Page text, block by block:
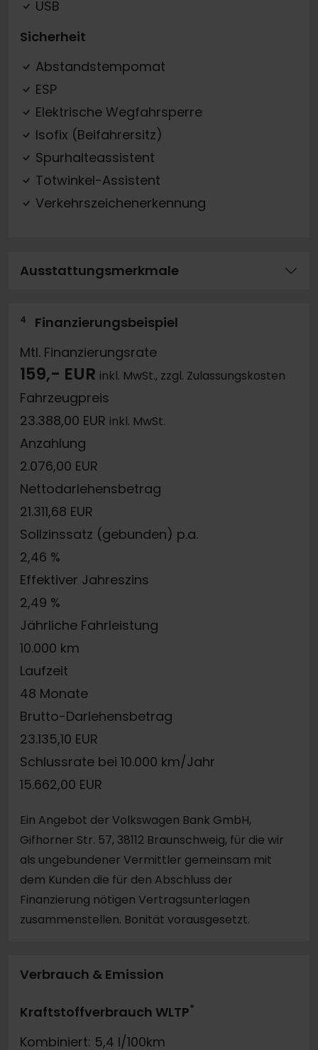
USB
Sicherheit
Abstandstempomat
ESP
Elektrische Wegfahrsperre
Isofix (Beifahrersitz)
Spurhalteassistent
Totwinkel-Assistent
Verkehrszeichenerkennung
Ausstattungsmerkmale
4
Finanzierungsbeispiel
Mtl. Finanzierungsrate
159,- EUR inkl. MwSt., zzgl. Zulassungskosten
Fahrzeugpreis
23.388,00 EUR inkl. MwSt.
Anzahlung
2.076,00 EUR
Nettodarlehensbetrag
21.311,68 EUR
Sollzinssatz (gebunden) p.a.
2,46 %
Effektiver Jahreszins
2,49 %
Jährliche Fahrleistung
10.000 km
Laufzeit
48 Monate
Brutto-Darlehensbetrag
23.135,10 EUR
Schlussrate bei 10.000 km/Jahr
15.662,00 EUR
Ein Angebot der Volkswagen Bank GmbH,
Gifhorner Str. 57, 38112 Braunschweig, für die wir
als ungebundener Vermittler gemeinsam mit
dem Kunden die für den Abschluss der
Finanzierung nötigen Vertragsunterlagen
zusammenstellen. Bonität vorausgesetzt.
Verbrauch & Emission
Kraftstoffverbrauch WLTP*
Kombiniert: 5,4 l/100km